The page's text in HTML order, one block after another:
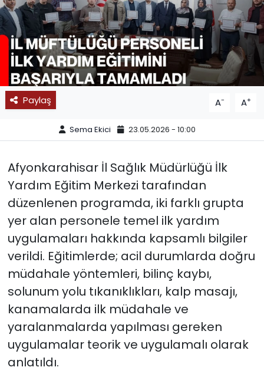
Paylaş A- A+
Sema Ekici 23.05.2026 - 10:00
Afyonkarahisar İl Sağlık Müdürlüğü İlk
Yardım Eğitim Merkezi tarafından
düzenlenen programda, iki farklı grupta
yer alan personele temel ilk yardım
uygulamaları hakkında kapsamlı bilgiler
verildi. Eğitimlerde; acil durumlarda doğru
müdahale yöntemleri, bilinç kaybı,
solunum yolu tıkanıklıkları, kalp masajı,
kanamalarda ilk müdahale ve
yaralanmalarda yapılması gereken
uygulamalar teorik ve uygulamalı olarak
anlatıldı.